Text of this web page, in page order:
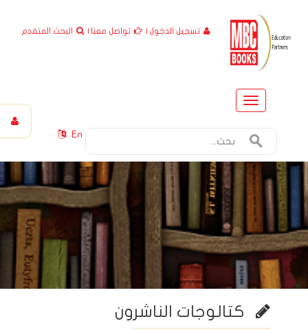
| البحث المتقدم | تواصل معنا تسجيل الدخول
Toggle
navigation
En
كتالوجات الناشرون